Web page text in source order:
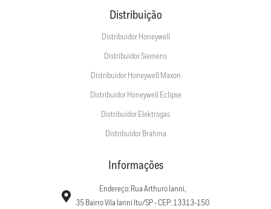
Distribuição
Distribuidor Honeywell
Distribuidor Siemens
Distribuidor Honeywell Maxon
Distribuidor Honeywell Eclipse
Distribuidor Elektrogas
Distribuidor Brahma
Informações
Endereço: Rua Arthuro Ianni,
35 Bairro Vila Ianni Itu/SP - CEP: 13313-150